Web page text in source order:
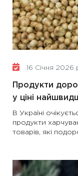
16 Січня 2026
Продукти
у ціні
В Україні
продукти
товарів, які